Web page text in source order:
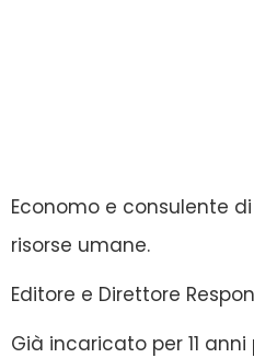
Economo e consulente
risorse umane.
Editore e Direttore
Già incaricato per 11